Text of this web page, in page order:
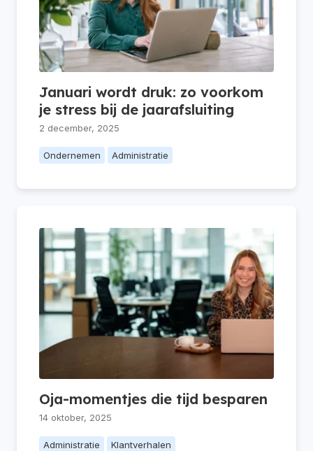
Januari wordt druk: zo voorkom
je stress bij de jaarafsluiting
2 december, 2025
Ondernemen Administratie
Oja-momentjes die tijd besparen
14 oktober, 2025
Administratie Klantverhalen